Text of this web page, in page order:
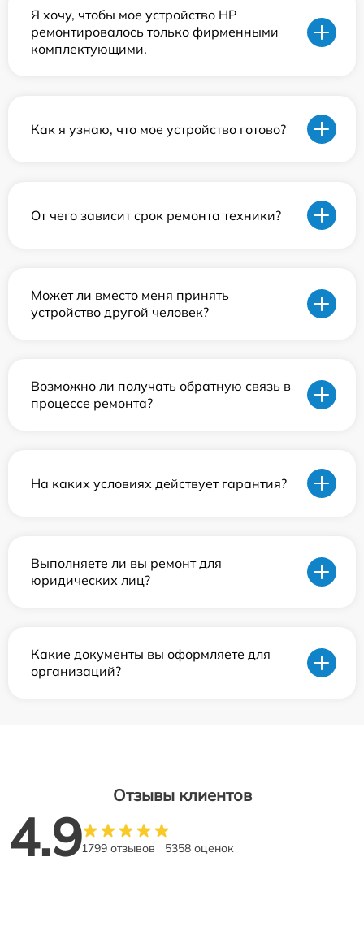
Я хочу, чтобы мое устройство HP
ремонтировалось только фирменными
комплектующими.
Как я узнаю, что мое устройство готово?
От чего зависит срок ремонта техники?
Может ли вместо меня принять
устройство другой человек?
Возможно ли получать обратную связь в
процессе ремонта?
На каких условиях действует гарантия?
Выполняете ли вы ремонт для
юридических лиц?
Какие документы вы оформляете для
организаций?
Отзывы клиентов
4.91799 отзывов 5358 оценок